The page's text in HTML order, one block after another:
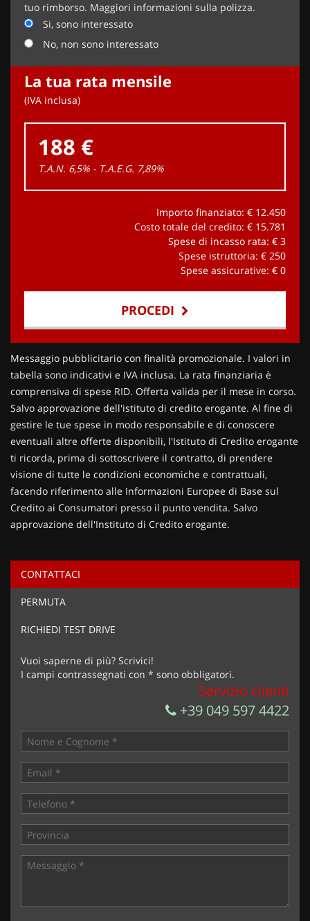
tuo rimborso. Maggiori informazioni sulla polizza.
Si, sono interessato
No, non sono interessato
La tua rata mensile
(IVA inclusa)
188 €
T.A.N. 6,5% - T.A.E.G. 7,89%
Importo finanziato: € 12.450
Costo totale del credito: € 15.781
Spese di incasso rata: € 3
Spese istruttoria: € 250
Spese assicurative: € 0
PROCEDI
Contattaci
Ho letto e accettol'informativa privacy*
Acconsento al trattamento dei miei dati per finalità di
Invia la tua richiesta
Messaggio pubblicitario con finalità promozionale. I valori in
tabella sono indicativi e IVA inclusa. La rata finanziaria è
comprensiva di spese RID. Offerta valida per il mese in corso.
Salvo approvazione dell'istituto di credito erogante. Al fine di
gestire le tue spese in modo responsabile e di conoscere
eventuali altre offerte disponibili, l'Istituto di Credito erogante
ti ricorda, prima di sottoscrivere il contratto, di prendere
visione di tutte le condizioni economiche e contrattuali,
facendo riferimento alle Informazioni Europee di Base sul
Credito ai Consumatori presso il punto vendita. Salvo
approvazione dell'Instituto di Credito erogante.
CONTATTACI
PERMUTA
RICHIEDI TEST DRIVE
Vuoi saperne di più? Scrivici!
I campi contrassegnati con * sono obbligatori.
Servizio clienti
+39 049 597 4422